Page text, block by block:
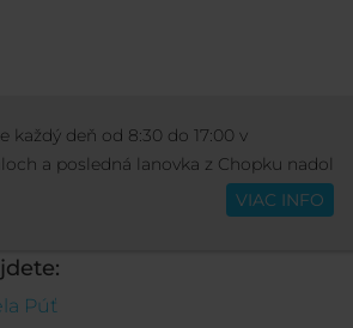
AKTIVITY ŠPORT
Púť
každý deň od 8:30 do 17:00 v
a posledná lanovka z Chopku nadol
VIAC INFO